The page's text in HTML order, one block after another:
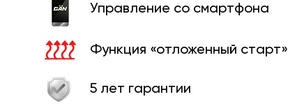
Управление со смартфона
Функция «отложенный старт»
5 лет гарантии